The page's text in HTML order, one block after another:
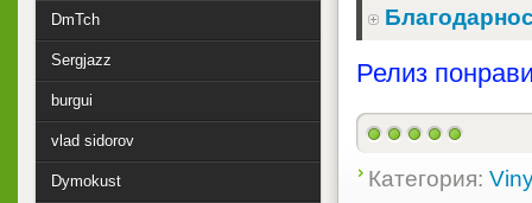
Релиз
Категория:
DmTch
Sergjazz
burgui
vlad sidorov
Dymokust